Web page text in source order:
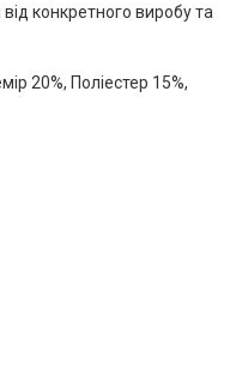
конкретного виробу та
20%, Поліестер 15%,